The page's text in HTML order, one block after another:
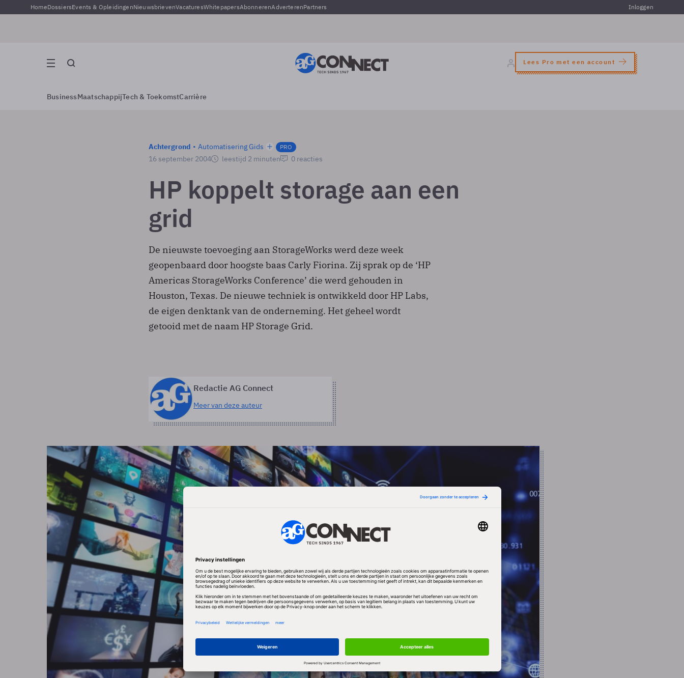
HomeDossiersEvents & OpleidingenNieuwsbrievenVacaturesWhitepapersAbonnerenAdverterenPartners Inloggen
Lees Pro met een account
BusinessMaatschappijTech & ToekomstCarrière
Achtergrond Automatisering Gids PRO
16 september 2004 leestijd 2 minuten 0 reacties
HP koppelt storage aan een
grid
De nieuwste toevoeging aan StorageWorks werd deze week
geopenbaard door hoogste baas Carly Fiorina. Zij sprak op de ‘HP
Americas StorageWorks Conference’ die werd gehouden in
Houston, Texas. De nieuwe techniek is ontwikkeld door HP Labs,
de eigen denktank van de onderneming. Het geheel wordt
getooid met de naam HP Storage Grid.
Redactie AG Connect
Meer van deze auteur